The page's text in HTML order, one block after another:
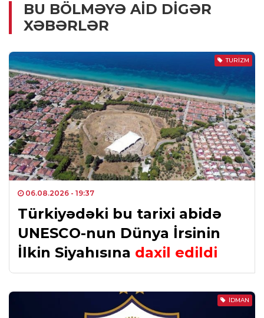
BU BÖLMƏYƏ AID DIGƏR
XƏBƏRLƏR
TURIZM
06.08.2026 - 19:37
Türkiyədəki bu tarixi abidə
UNESCO-nun Dünya İrsinin
İlkin Siyahısına daxil edildi
İDMAN